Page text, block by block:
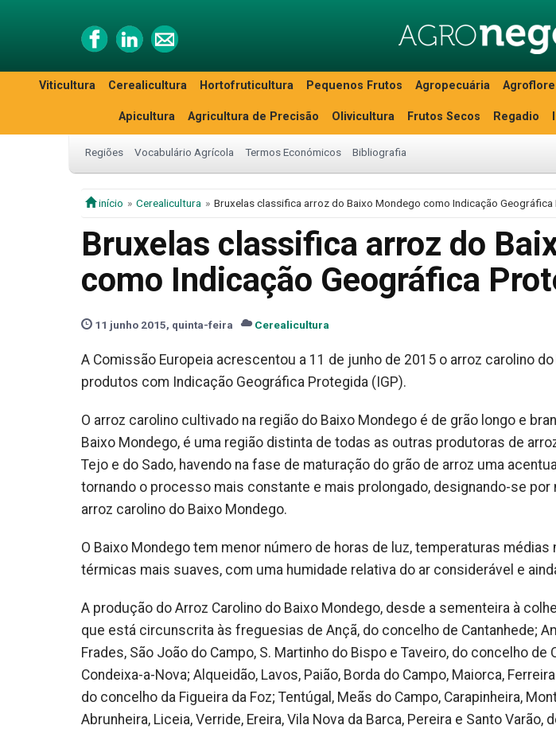
Viticultura Cerealicultura Hortofruticultura Pequenos Frutos Agropecuária
Apicultura Agricultura de Precisão Olivicultura Frutos Secos Regadio
Regiões Vocabulário Agrícola Termos Económicos Bibliografia
início Cerealicultura Bruxelas classifica arroz do Baixo Mondego como Indicação
Bruxelas classifica arroz do
como Indicação Geográfica
11 junho 2015, quinta-feira Cerealicultura
A Comissão Europeia acrescentou a 11 de junho de 2015 o arroz carolino
produtos com Indicação Geográfica Protegida (IGP).
O arroz carolino cultivado na região do Baixo Mondego é de grão longo e
Baixo Mondego, é uma região distinta de todas as outras produtoras de
Tejo e do Sado, havendo na fase de maturação do grão de arroz uma
tornando o processo mais constante e mais prolongado, designando-se
arroz carolino do Baixo Mondego.
O Baixo Mondego tem menor número de horas de luz, temperaturas
térmicas mais suaves, com uma humidade relativa do ar considerável e
A produção do Arroz Carolino do Baixo Mondego, desde a sementeira à
que está circunscrita às freguesias de Ançã, do concelho de Cantanhede;
Frades, São João do Campo, S. Martinho do Bispo e Taveiro, do concelho de
Condeixa-a-Nova; Alqueidão, Lavos, Paião, Borda do Campo, Maiorca,
do concelho da Figueira da Foz; Tentúgal, Meãs do Campo, Carapinheira,
Abrunheira, Liceia, Verride, Ereira, Vila Nova da Barca, Pereira e Santo